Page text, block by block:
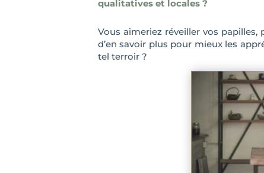
qualitatives et locales ?
Vous aimeriez réveiller vos
d’en savoir plus pour mieux les
tel terroir ?